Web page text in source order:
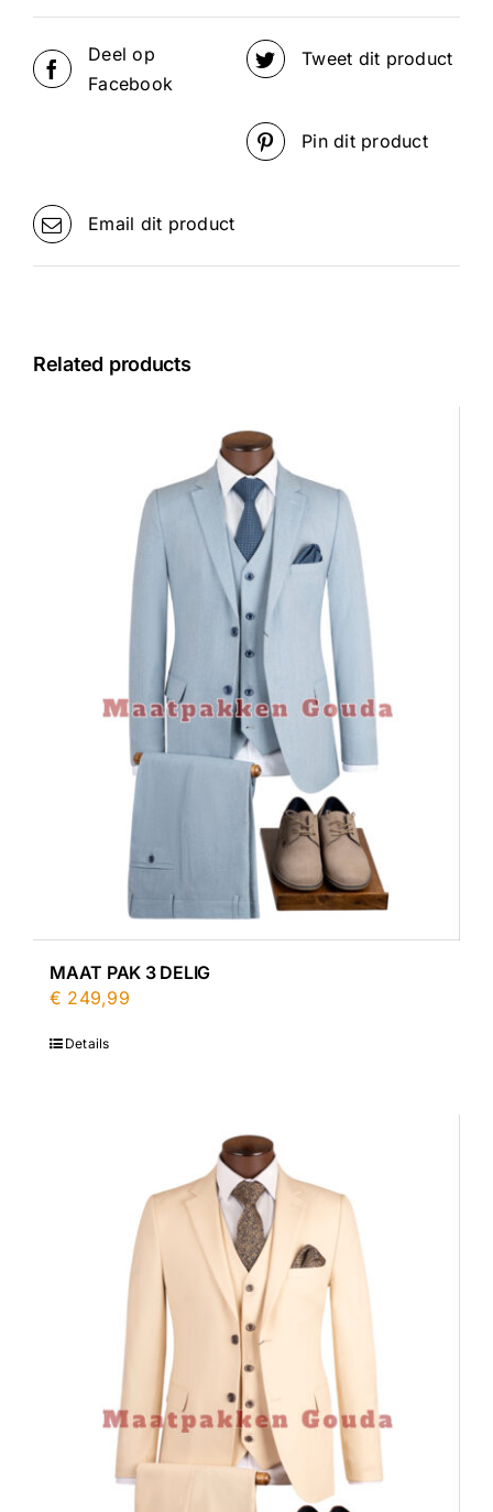
Deel op
Facebook
Tweet dit product
Pin dit product
Email dit product
Related products
MAAT PAK 3 DELIG
€ 249,99
Details